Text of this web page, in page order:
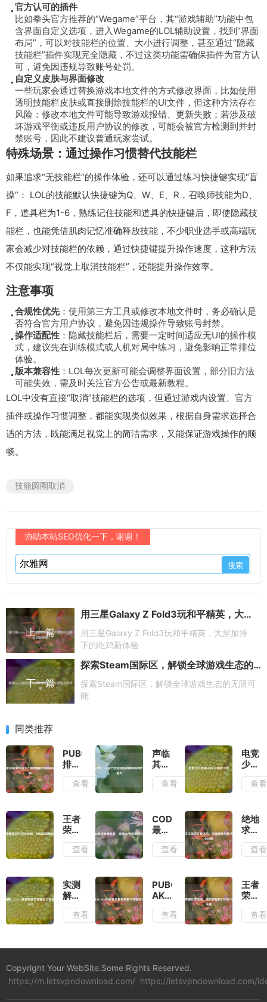
官方认可的插件
比如拳头官方推荐的“Wegame”平台，其“游戏辅助”功能中包
含界面自定义选项，进入Wegame的LOL辅助设置，找到“界面
布局”，可以对技能栏的位置、大小进行调整，甚至通过“隐藏
技能栏”插件实现完全隐藏，不过这类功能需确保插件为官方认
可，避免因违规导致账号处罚。
自定义皮肤与界面修改
一些玩家会通过替换游戏本地文件的方式修改界面，比如使用
透明技能栏皮肤或直接删除技能栏的UI文件，但这种方法存在
风险：修改本地文件可能导致游戏报错、更新失败；若涉及破
坏游戏平衡或违反用户协议的修改，可能会被官方检测到并封
禁账号，因此不建议普通玩家尝试。
特殊场景：通过操作习惯替代技能栏
如果追求“无技能栏”的操作体验，还可以通过练习快捷键实现“盲
操”： LOL的技能默认快捷键为Q、W、E、R，召唤师技能为D、
F，道具栏为1-6，熟练记住技能和道具的快捷键后，即使隐藏技
能栏，也能凭借肌肉记忆准确释放技能，不少职业选手或高端玩
家会减少对技能栏的依赖，通过快捷键提升操作速度，这种方法
不仅能实现“视觉上取消技能栏”，还能提升操作效率。
注意事项
合规性优先：使用第三方工具或修改本地文件时，务必确认是
否符合官方用户协议，避免因违规操作导致账号封禁。
操作适配性 ：隐藏技能栏后，需要一定时间适应无UI的操作模
式，建议先在训练模式或人机对局中练习，避免影响正常排位
体验。
版本兼容性 ：LOL每次更新可能会调整界面设置，部分旧方法
可能失效，需及时关注官方公告或最新教程。
LOL中没有直接“取消”技能栏的选项，但通过游戏内设置、官方
插件或操作习惯调整，都能实现类似效果，根据自身需求选择合
适的方法，既能满足视觉上的简洁需求，又能保证游戏操作的顺
畅。
技能圆圈取消
协助本站SEO优化一下，谢谢！
上一篇
用三星Galaxy Z Fold3玩和平精英，大屏加持下的吃鸡新体验
用三星Galaxy Z Fold3玩和平精英，大屏加持
下的吃鸡新体验
下一篇
探索Steam国际区，解锁全球游戏生态的无限可能
探索Steam国际区，解锁全球游戏生态的无限可
能
同类推荐
PUBG
排位
赛突
然消
解析
与玩
家应
对指
南
查看
声临
其
境，
LOL
演员
的幕
事与
声音
查看
电竞
少女
钟晴
子的
之旅
查看
王者
荣耀
语音
开启
轻松
设置
开黑
查看
COD16
最佳
画面
运行
终极
指南
查看
绝地
求生
端游
打野
资源
搜集
术制
胜全
查看
实测
解
析，
Core
能否
运行
穿越
查看
PUBG
AKM
当前
版本
与实
巧
查看
王者
荣耀
吃瓜
获取
与皮
查看
Copyright Your WebSite.Some Rights Reserved.
https://m.letsvpndownload.com/ https://letsvpndownload.com/